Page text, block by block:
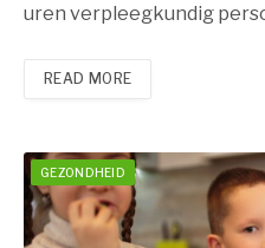
uren verpleegkundig
READ MORE
GEZONDHEID